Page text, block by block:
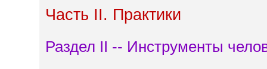
Часть II. Практики
Раздел II -- Инструменты